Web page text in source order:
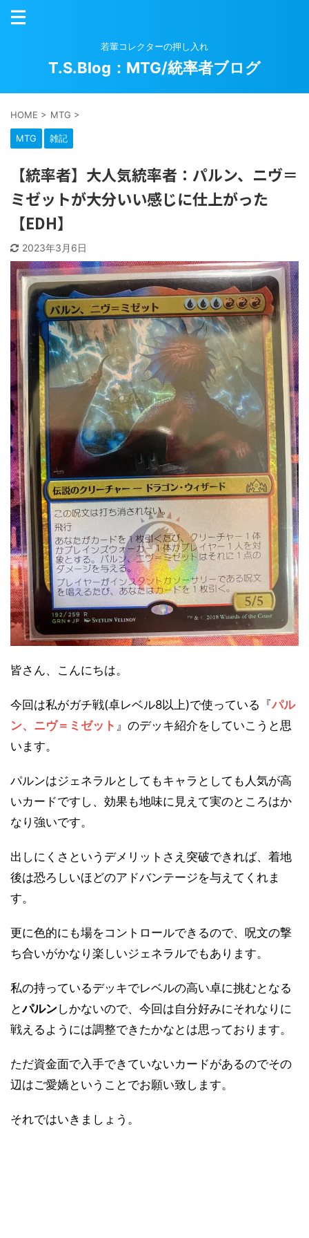
若輩コレクターの押し入れ
T.S.Blog：MTG/統率者ブログ
HOME > MTG >
MTG 雑記
【統率者】大人気統率者：パルン、ニヴ＝
ミゼットが大分いい感じに仕上がった
【EDH】
2023年3月6日
皆さん、こんにちは。
今回は私がガチ戦(卓レベル8以上)で使っている『パル
ン、ニヴ＝ミゼット 』のデッキ紹介をしていこうと思
います。
パルンはジェネラルとしてもキャラとしても人気が高
いカードですし、効果も地味に見えて実のところはか
なり強いです。
出しにくさというデメリットさえ突破できれば、着地
後は恐ろしいほどのアドバンテージを与えてくれま
す。
更に色的にも場をコントロールできるので、呪文の撃
ち合いがかなり楽しいジェネラルでもあります。
私の持っているデッキでレベルの高い卓に挑むとなる
とパルンしかないので、今回は自分好みにそれなりに
戦えるようには調整できたかなとは思っております。
ただ資金面で入手できていないカードがあるのでその
辺はご愛嬌ということでお願い致します。
それではいきましょう。